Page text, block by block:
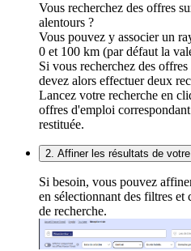
Vous recherchez des offres
alentours ?
Vous pouvez y associer un
0 et 100 km (par défaut la
Si vous recherchez des
devez alors effectuer deux
Lancez votre recherche en
offres d'emploi
restituée.
2. Affiner les résultats de
Si besoin, vous pouvez
en sélectionnant des filtres et
de recherche.